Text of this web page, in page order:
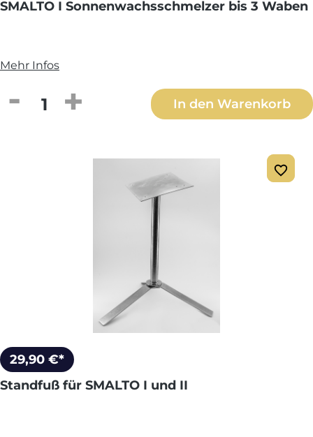
SMALTO I Sonnenwachsschmelzer bis 3 Waben
Mehr Infos
Produkt Anzahl: Gib den gewünschten
In den Warenkorb
29,90 €*
Standfuß für SMALTO I und II